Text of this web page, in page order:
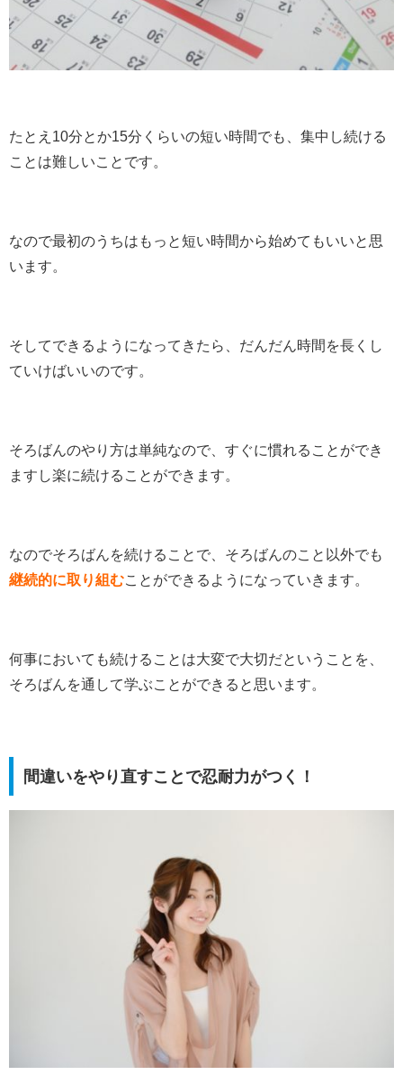
たとえ10分とか15分くらいの短い時間でも、集中し続ける
ことは難しいことです。
なので最初のうちはもっと短い時間から始めてもいいと思
います。
そしてできるようになってきたら、だんだん時間を長くし
ていけばいいのです。
そろばんのやり方は単純なので、すぐに慣れることができ
ますし楽に続けることができます。
なのでそろばんを続けることで、そろばんのこと以外でも
継続的に取り組むことができるようになっていきます。
何事においても続けることは大変で大切だということを、
そろばんを通して学ぶことができると思います。
間違いをやり直すことで忍耐力がつく！